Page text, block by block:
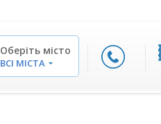
Оберіть місто
ВСІ МІСТА